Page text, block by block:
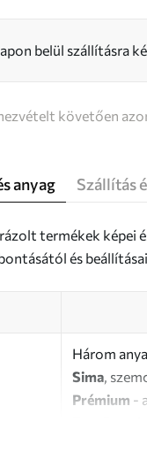
belül szállításra
követően
anyag Szállítás
termékek képei
és
Három
Sima,
Prémium -